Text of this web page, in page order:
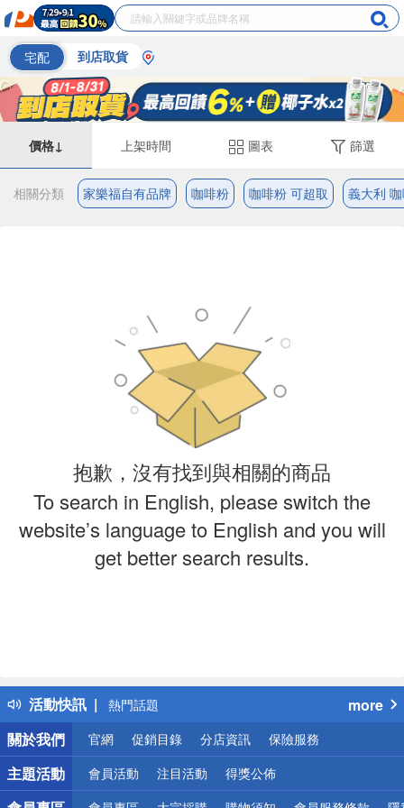
宅配 到店取貨
價格↓ 上架時間 圖表 篩選
相關分類 家樂福自有品牌 咖啡粉 咖啡粉 可超取 義大利
抱歉，沒有找到與相關的商品
To search in English, please switch the
website’s language to English and you will
get better search results.
活動快訊
得獎公告
熱門話題
銀行優惠
偏遠地區配送
詐騙網頁！請小心！
more
關於我們
官網 促銷目錄 分店資訊 保險服務
主題活動 會員活動 注目活動 得獎公佈